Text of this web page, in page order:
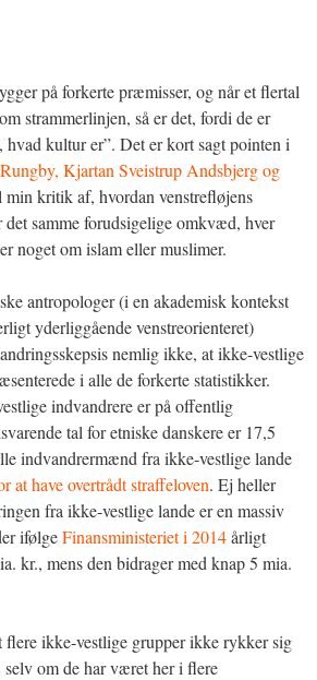
på forkerte præmisser, og når et flertal
strammerlinjen, så er det, fordi de er
hvad kultur er”. Det er kort sagt pointen i
Kjartan Sveistrup Andsbjerg og
kritik af, hvordan venstrefløjens
det samme forudsigelige omkvæd, hver
noget om islam eller muslimer.
antropologer (i en akademisk kontekst
yderliggående venstreorienteret)
nemlig ikke, at ikke-vestlige
i alle de forkerte statistikker.
indvandrere er på offentlig
tal for etniske danskere er 17,5
indvandrermænd fra ikke-vestlige lande
at have overtrådt straffeloven. Ej heller
fra ikke-vestlige lande er en massiv
ifølgeFinansministeriet i 2014årligt
kr., mens den bidrager med knap 5 mia.
flere ikke-vestlige grupper ikke rykker sig
selv om de har været her i flere